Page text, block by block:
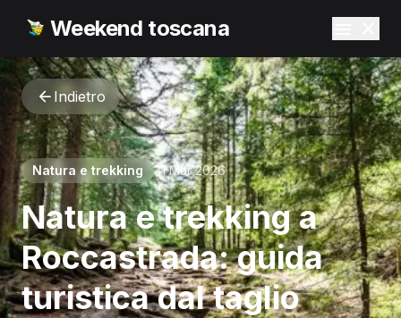
Weekend toscana
Indietro
Natura e trekking 31 Mar 2026
Natura e trekking a
Roccastrada: guida
turistica dal taglio